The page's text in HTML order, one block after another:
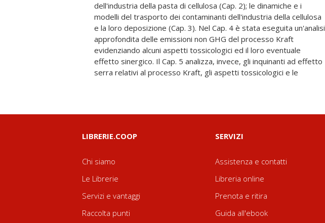
dell'industria della pasta di cellulosa (Cap. 2); le dinamiche e i
modelli del trasporto dei contaminanti dell'industria della cellulosa
e la loro deposizione (Cap. 3). Nel Cap. 4 è stata eseguita un'analisi
approfondita delle emissioni non GHG del processo Kraft
evidenziando alcuni aspetti tossicologici ed il loro eventuale
effetto sinergico. Il Cap. 5 analizza, invece, gli inquinanti ad effetto
serra relativi al processo Kraft, gli aspetti tossicologici e le
riportato nel Cap. 6. Sebbene molti studi siano ancora in corso
riguardo la sostenibilità di queste industrie, la situazione attuale
rimane critica per l'enorme impatto ambientale e sociale a livello
globale. Il presente lavoro intende dare delle linee di base di
conoscenza al fine di dare supporto a tutti gli attori interessati alla
difesa dell'ambiente e del territorio nell'ottica dello sviluppo
LIBRERIE.COOP
Chi siamo
Le Librerie
Servizi e vantaggi
Raccolta punti
SERVIZI
Assistenza e contatti
Libreria online
Prenota e ritira
Guida all'ebook